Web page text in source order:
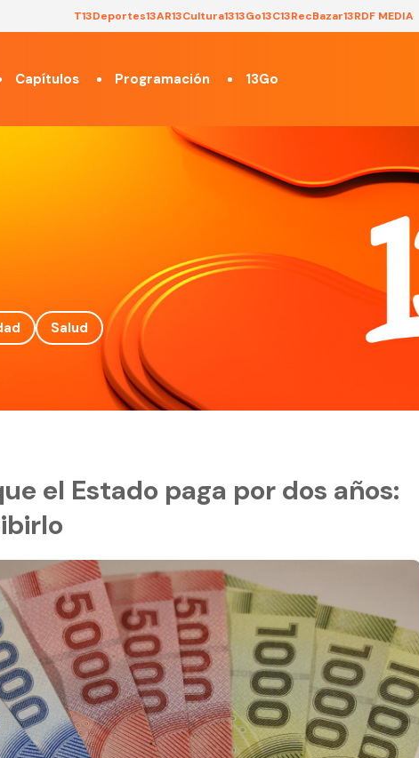
T13Deportes13AR13Cultura1313Go13C13RecBazar13RDF MEDIA
Capítulos Programación 13Go
Salud
el Estado paga por dos años: